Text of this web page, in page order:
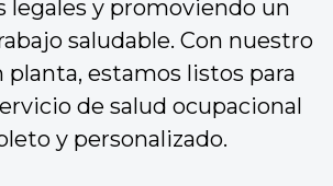
legales y promoviendo un
saludable. Con nuestro
planta, estamos listos para
de salud ocupacional
y personalizado.